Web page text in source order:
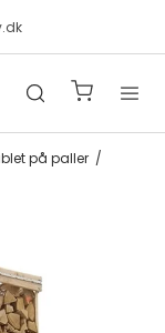
på paller /